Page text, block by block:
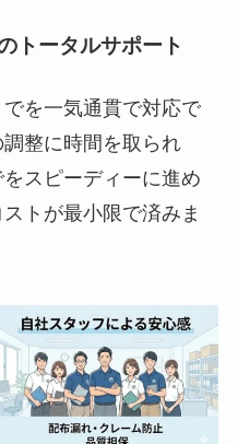
トータルサポート
を一気通貫で対応で
整に時間を取られ
スピーディーに進め
トが最小限で済みま